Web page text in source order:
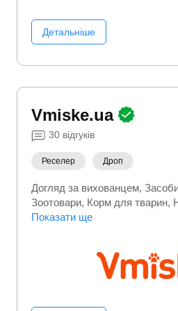
Детальніше
Vmiske.ua
30 відгуків
Реселер Дроп
Догляд за вихованцем
Зоотовари Корм для тварин
туалетів
Показати ще